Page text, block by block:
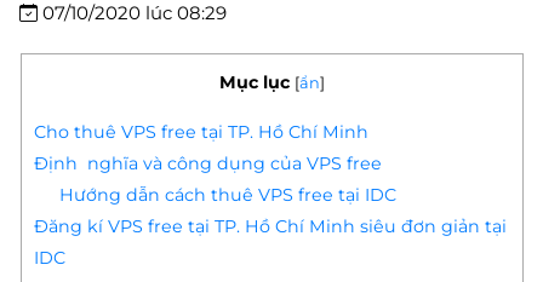
07/10/2020 lúc 08:29
Mục lục [ẩn]
Cho thuê VPS free tại TP. Hồ Chí Minh
Định nghĩa và công dụng của VPS free
Hướng dẫn cách thuê VPS free tại IDC
Đăng kí VPS free tại TP. Hồ Chí Minh siêu đơn giản tại
IDC